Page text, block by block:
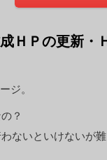
ＨＰの更新・
ジ。
？
ないといけないが